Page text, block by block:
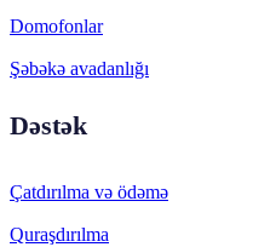
Domofonlar
Şəbəkə avadanlığı
Dəstək
Çatdırılma və ödəmə
Quraşdırılma